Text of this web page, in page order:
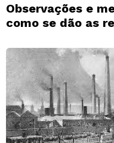
Observações e
como se dão as